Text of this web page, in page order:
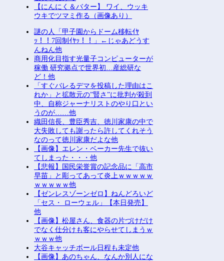
【にんにく＆バター】 ワイ、ウッキ
ウキでツマミ作る（画像あり）
謎の人「甲子園からドーム移転ｲﾔ
ｯ！！7回制ｲﾔｯ！！」←じゃあどうす
んねん他
商用化目指す光量子コンピューターが
稼働 研究拠点で世界初…産総研な
ど！他
「すぐバレるデマを投稿した理由はこ
れか」と拡散元の”賢さ”に批判が殺到
中、自称ジャーナリストのやり口とい
うのが……他
織田信長、豊臣秀吉、徳川家康の中で
大失敗しても謝ったら許してくれそう
なのって徳川家康だよな他
【画像】エレン・ベーカー先生で抜い
てしまった・・・他
【悲報】国民栄誉賞の記念品に「高市
早苗」と彫ってあって炎上ｗｗｗｗｗ
ｗｗｗｗｗ他
【ゼンレスゾーンゼロ】ねんどろいど
「セス・ ローウェル」【本日発売】
他
【画像】松屋さん、食器の片づけだけ
でなく仕分けも客にやらせてしまうｗ
ｗｗｗ他
大谷キャッチボール日程も未定他
【画像】あのちゃん、なんか別人にな